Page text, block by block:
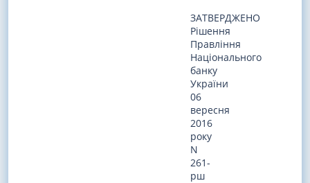
ЗАТВЕРДЖЕНО
Рішення
Правління
Національного
банку
України
06
вересня
2016
року
N
261-
рш